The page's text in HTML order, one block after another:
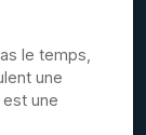
le temps,
une
une